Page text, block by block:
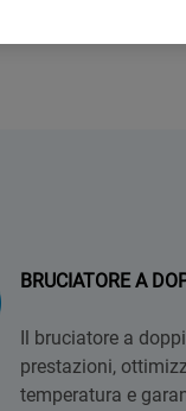
BRUCIATORE A
Il bruciatore a
prestazioni,
temperatura e